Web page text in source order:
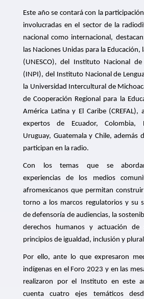
Este año se contará con la
involucradas en el sector de la
nacional como internacional,
las Naciones Unidas para la Educación,
(UNESCO), del Instituto Nacional
(INPI), del Instituto Nacional de
la Universidad Intercultural de
de Cooperación Regional para la
América Latina y El Caribe
expertosde Ecuador, Colombia,
Uruguay, Guatemala y Chile, además
participan en la radio.
Con lostemas que se
experiencias de los medios c
afromexicanos que permitan construir
torno a los marcos regulatorios y su
de defensoría de audiencias, la
derechos humanos y actuación de
principios de igualdad, inclusión y
Por ello, ante lo que expresaron
indígenas en el Foro 2023 y en las
realizaron por el Instituto en este
cuenta cuatro ejes temáticos